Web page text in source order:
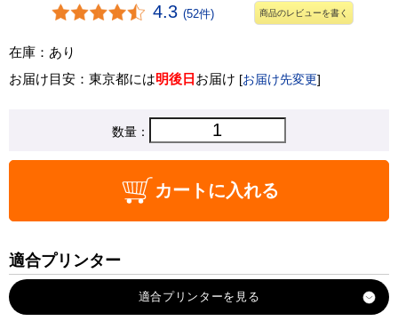
4.3 (52件) 商品のレビューを書く
在庫：あり
お届け目安：東京都には明後日 お届け [お届け先変更]
数量：
カートに入れる
適合プリンター
PX-204